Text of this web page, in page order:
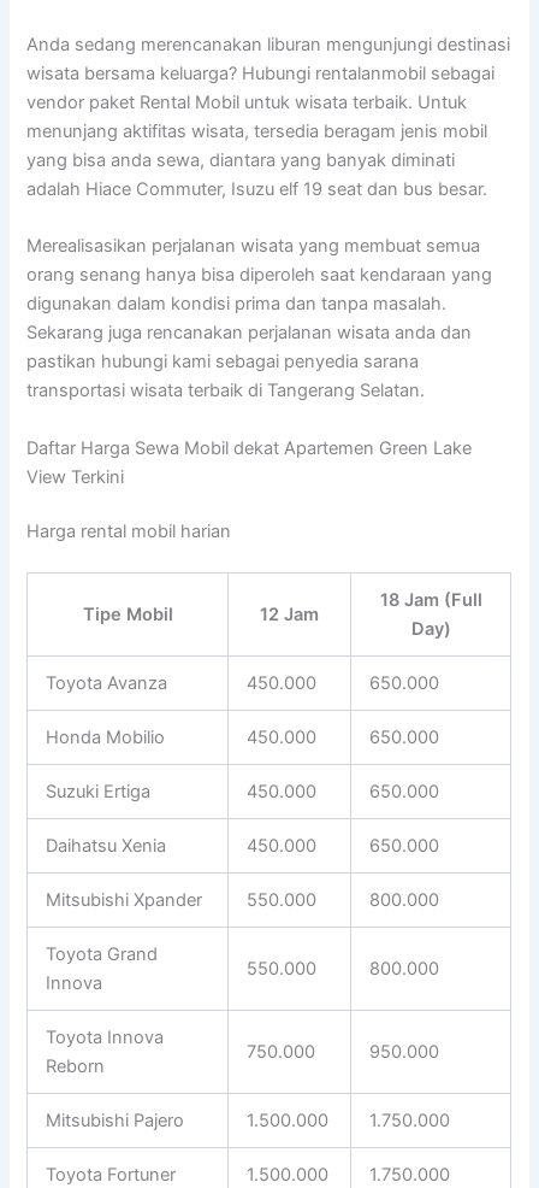
Anda sedang merencanakan liburan mengunjungi destinasi
wisata bersama keluarga? Hubungi rentalanmobil sebagai
vendor paket Rental Mobil untuk wisata terbaik. Untuk
menunjang aktifitas wisata, tersedia beragam jenis mobil
yang bisa anda sewa, diantara yang banyak diminati
adalah Hiace Commuter, Isuzu elf 19 seat dan bus besar.
Merealisasikan perjalanan wisata yang membuat semua
orang senang hanya bisa diperoleh saat kendaraan yang
digunakan dalam kondisi prima dan tanpa masalah.
Sekarang juga rencanakan perjalanan wisata anda dan
pastikan hubungi kami sebagai penyedia sarana
transportasi wisata terbaik di Tangerang Selatan.
Daftar Harga Sewa Mobil dekat Apartemen Green Lake
View Terkini
Harga rental mobil harian
Tipe Mobil 12 Jam
18 Jam (Full
Day)
Toyota Avanza 450.000 650.000
Honda Mobilio 450.000 650.000
Suzuki Ertiga 450.000 650.000
Daihatsu Xenia 450.000 650.000
Mitsubishi Xpander 550.000 800.000
Toyota Grand
Innova
550.000 800.000
Toyota Innova
Reborn
750.000 950.000
Mitsubishi Pajero 1.500.000 1.750.000
Toyota Fortuner 1.500.000 1.750.000